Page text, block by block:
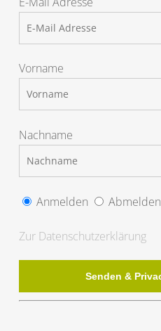
Vorname
Nachname
Anmelden Abmelden
Zur Datenschutzerklärung